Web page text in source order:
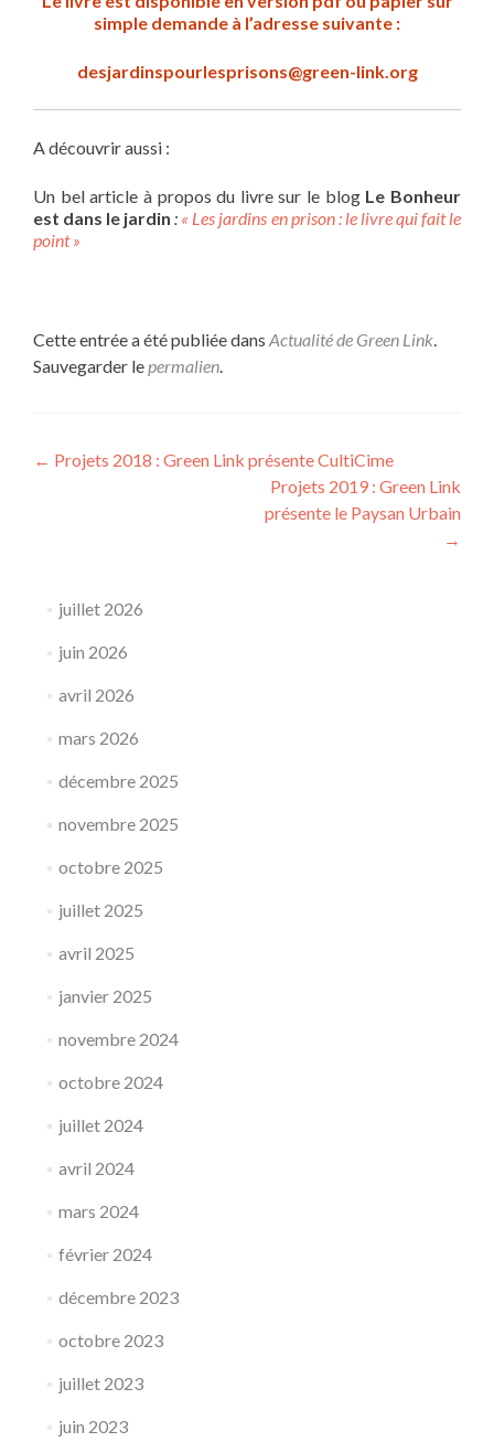
simple demande à l’adresse suivante :
desjardinspourlesprisons@green-link.org
A découvrir aussi :
Un bel article à propos du livre sur le blog Le Bonheur
est dans le jardin : « Les jardins en prison : le livre qui fait le
point »
Cette entrée a été publiée dans Actualité de Green Link
Sauvegarder le permalien
Navigation
← Projets 2018 : Green Link présente CultiCime
Projets 2019 : Green Link
présente le Paysan Urbain
→
juillet 2026
juin 2026
avril 2026
mars 2026
décembre 2025
novembre 2025
octobre 2025
juillet 2025
avril 2025
janvier 2025
novembre 2024
octobre 2024
juillet 2024
avril 2024
mars 2024
février 2024
décembre 2023
octobre 2023
juillet 2023
juin 2023